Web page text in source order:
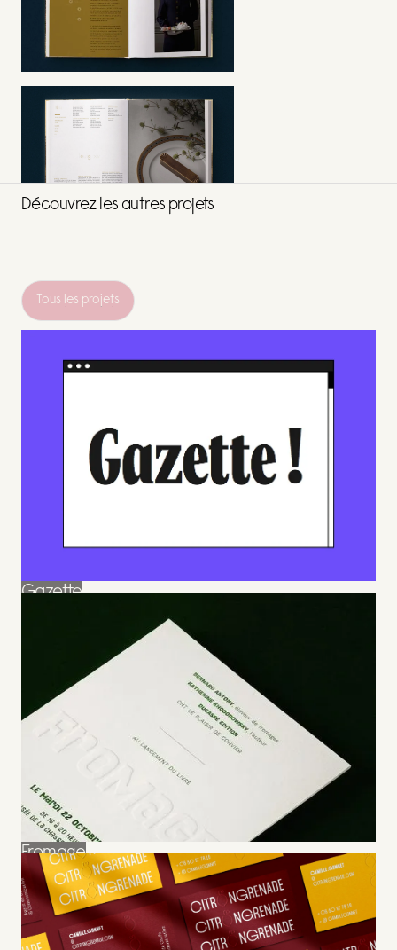
Découvrez les autres projets
Tous les projets
Gazette
Fromage
Fromage